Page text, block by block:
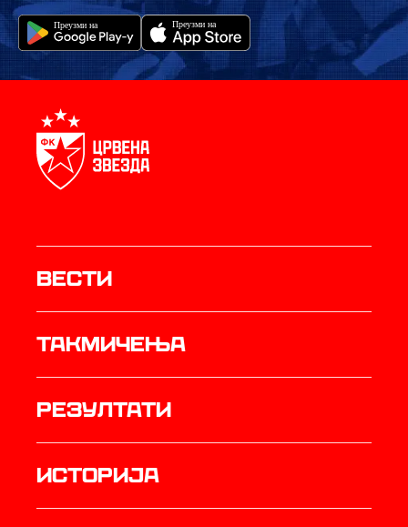
Вести
Такмичења
резултати
историја